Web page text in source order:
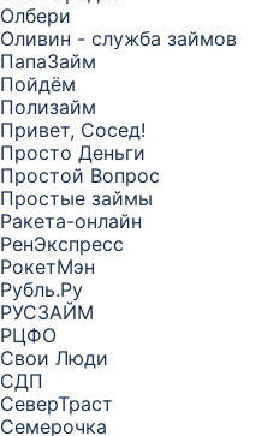
Олбери
Оливин - служба займов
ПапаЗайм
Пойдём
Полизайм
Привет, Сосед!
Просто Деньги
Простой Вопрос
Простые займы
Ракета-онлайн
РенЭкспресс
РокетМэн
Рубль.Ру
РУСЗАЙМ
РЦФО
Свои Люди
СДП
СеверТраст
Семерочка